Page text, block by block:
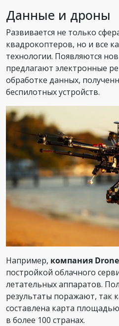
Данные и дроны
Развивается не только
квадрокоптеров, но и все
технологии. Появляются
предлагают электронные
обработке данных,
беспилотных устройств.
Например, компания
постройкой облачного
летательных аппаратов.
результаты поражают,
составлена карта
в более 100 странах.